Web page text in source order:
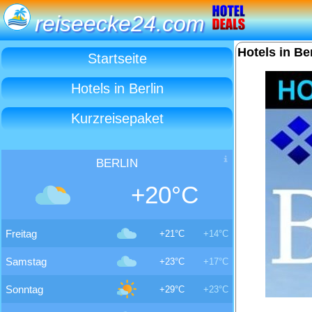
reiseecke24.com
Startseite
Hotels in Berlin
Kurzreisepaket
BERLIN
+20°C
Freitag +21°C +14°C
Samstag +23°C +17°C
Sonntag +29°C +23°C
Hotels in